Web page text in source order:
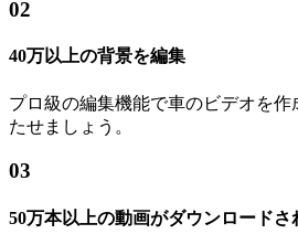
02
40万以上の背景を編集
プロ級の編集機能で車のビデオを
たせましょう。
03
50万本以上の動画がダウンロードさ